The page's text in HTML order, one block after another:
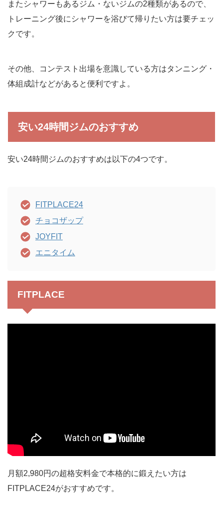
またシャワーもあるジム・ないジムの2種類があるので、
トレーニング後にシャワーを浴びて帰りたい方は要チェッ
クです。
その他、コンテスト出場を意識している方はタンニング・
体組成計などがあると便利ですよ。
安い24時間ジムのおすすめ
安い24時間ジムのおすすめは以下の4つです。
FITPLACE24
チョコザップ
JOYFIT
エニタイム
FITPLACE
月額2,980円の超格安料金で本格的に鍛えたい方は
FITPLACE24がおすすめです。